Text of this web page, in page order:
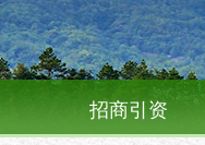
招商引资